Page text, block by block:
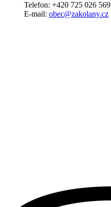
Telefon: +420 725 026 569
E-mail: obec@zakolany.cz